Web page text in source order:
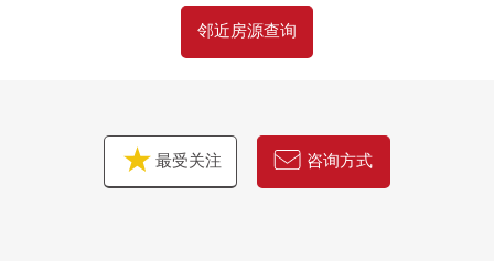
邻近房源查询
最受关注 咨询方式